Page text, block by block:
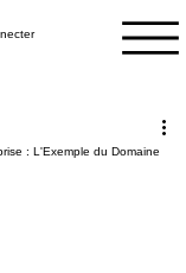
: L'Exemple du Domaine